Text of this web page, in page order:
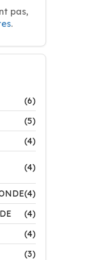
pas,
.
(6)
(5)
(4)
(4)
(4)
(4)
(4)
(3)